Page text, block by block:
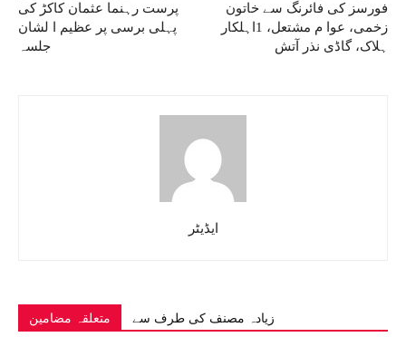
پرست رہنما عثمان کاکڑ کی
پہلی برسی پر عظیم ا لشان
جلسہ
فورسز کی فائرنگ سے خاتون
زخمی، عوا م مشتعل، 1اہلکار
ہلاک، گاڈی نذر آتش
ایڈیٹر
متعلقہ مضامین زیادہ مصنف کی طرف سے